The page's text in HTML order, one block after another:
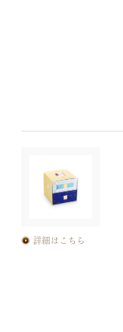
詳細はこちら